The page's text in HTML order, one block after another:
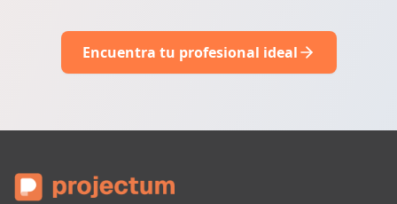
Encuentra tu profesional ideal